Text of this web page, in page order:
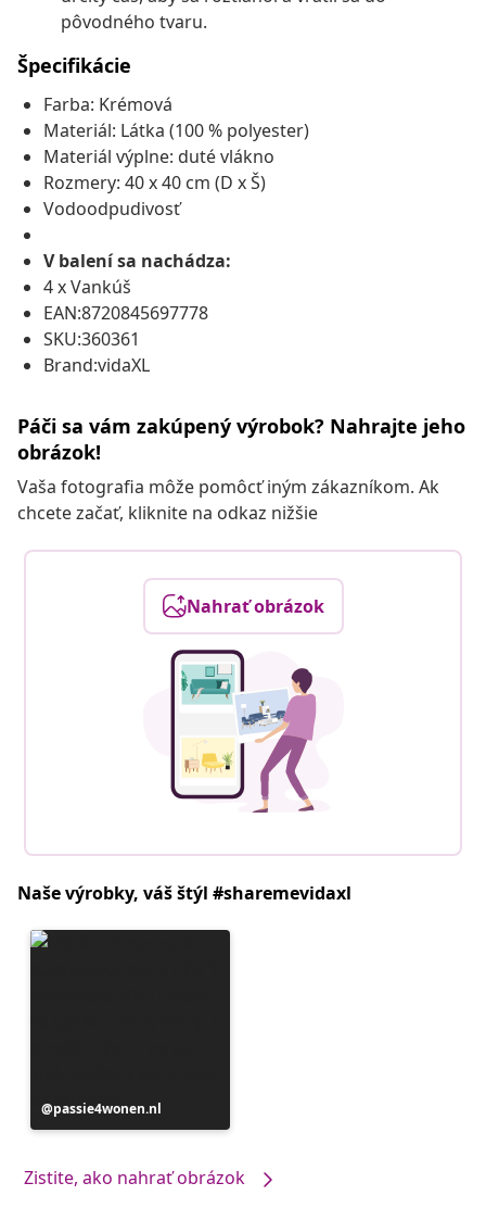
pôvodného tvaru.
Špecifikácie
Farba: Krémová
Materiál: Látka (100 % polyester)
Materiál výplne: duté vlákno
Rozmery: 40 x 40 cm (D x Š)
Vodoodpudivosť
V balení sa nachádza:
4 x Vankúš
EAN:8720845697778
SKU:360361
Brand:vidaXL
Páči sa vám zakúpený výrobok? Nahrajte jeho
obrázok!
Vaša fotografia môže pomôcť iným zákazníkom. Ak
chcete začať, kliknite na odkaz nižšie
Nahrať obrázok
Naše výrobky, váš štýl #sharemevidaxl
Príspevok
zverejnil
passie4wonen.nl
Zistite, ako nahrať obrázok